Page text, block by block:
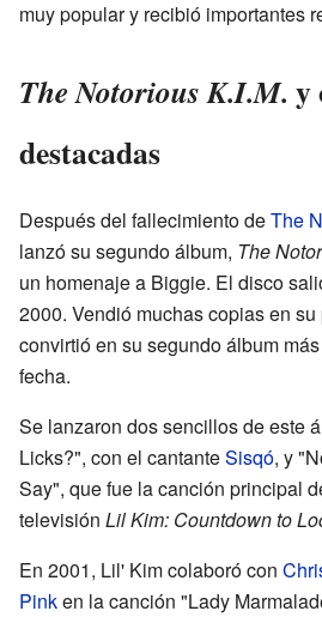
muy popular y recibió importantes
The Notorious K.I.M. y
destacadas
Después del fallecimiento deThe
lanzó su segundo álbum, The
un homenaje a Biggie. El disco
2000. Vendió muchas copias en
convirtió en su segundo álbum
fecha.
Se lanzaron dos sencillos de este
Licks?", con el cantanteSisqó, y
Say", que fue la canción principal
televisión Lil Kim: Countdown to
En 2001, Lil' Kim colaboró con
Pinken la canción "Lady